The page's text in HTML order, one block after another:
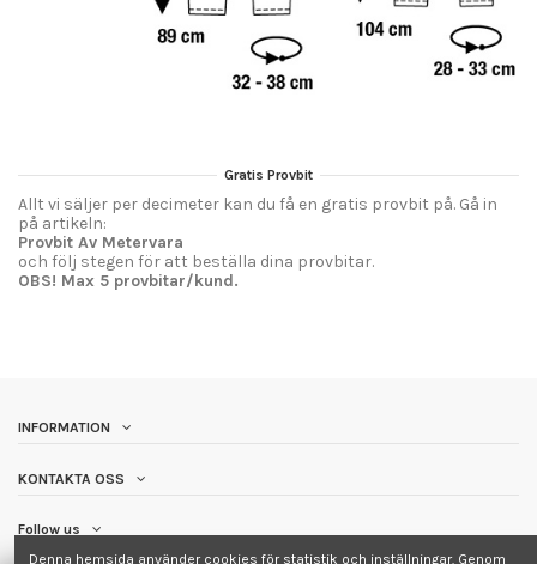
Gratis Provbit
Allt vi säljer per decimeter kan du få en gratis provbit på. Gå in
på artikeln:
Provbit Av Metervara
och följ stegen för att beställa dina provbitar.
OBS! Max 5 provbitar/kund.
INFORMATION
KONTAKTA OSS
Follow us
Denna hemsida använder cookies för statistik och inställningar. Genom